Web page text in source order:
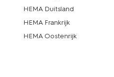
HEMA Duitsland
HEMA Frankrijk
HEMA Oostenrijk